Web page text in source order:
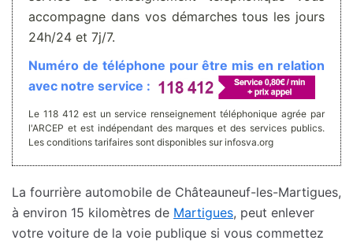
accompagne dans vos démarches tous les jours
24h/24 et 7j/7.
Numéro de téléphone pour être mis en relation
avec notre service :
Le 118 412 est un service renseignement téléphonique agrée par
l'ARCEP et est indépendant des marques et des services publics.
Les conditions tarifaires sont disponibles sur infosva.org
La fourrière automobile de Châteauneuf-les-Martigues,
à environ 15 kilomètres de Martigues, peut enlever
votre voiture de la voie publique si vous commettez